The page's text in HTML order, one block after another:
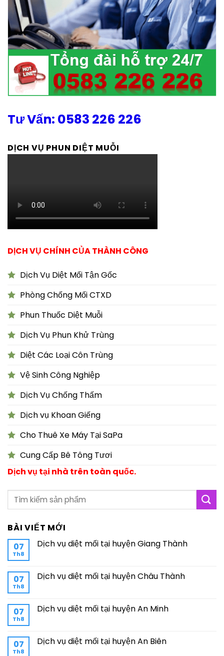
Tư Vấn: 0583 226 226
DỊCH VỤ PHUN DIỆT MUỖI
DỊCH VỤ CHÍNH CỦA THÀNH CÔNG
Dịch Vụ Diệt Mối Tận Gốc
Phòng Chống Mối CTXD
Phun Thuốc Diệt Muỗi
Dịch Vụ Phun Khử Trùng
Diệt Các Loại Côn Trùng
Vệ Sinh Công Nghiệp
Dịch Vụ Chống Thấm
Dịch vụ Khoan Giếng
Cho Thuê Xe Máy Tại SaPa
Cung Cấp Bê Tông Tươi
Dịch vụ tại nhà trên toàn quốc.
BÀI VIẾT MỚI
07
Th8
Dịch vụ diệt mối tại huyện Giang Thành
07
Th8
Dịch vụ diệt mối tại huyện Châu Thành
07
Th8
Dịch vụ diệt mối tại huyện An Minh
07
Th8
Dịch vụ diệt mối tại huyện An Biên